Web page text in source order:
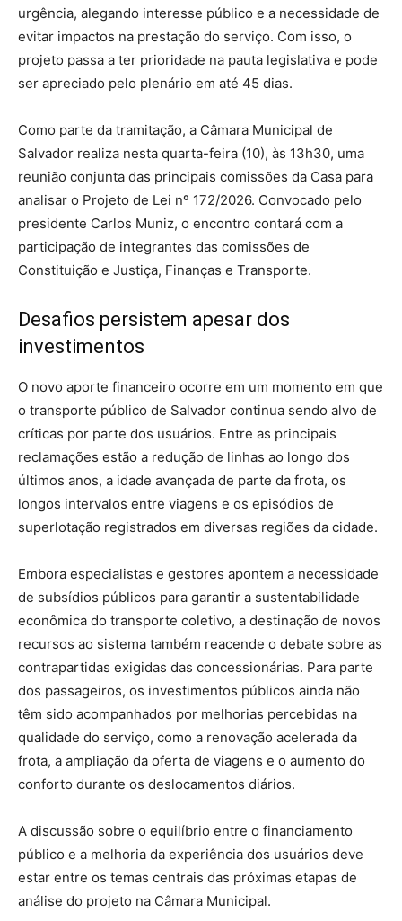
urgência, alegando interesse público e a necessidade de
evitar impactos na prestação do serviço. Com isso, o
projeto passa a ter prioridade na pauta legislativa e pode
ser apreciado pelo plenário em até 45 dias.
Como parte da tramitação, a Câmara Municipal de
Salvador realiza nesta quarta-feira (10), às 13h30, uma
reunião conjunta das principais comissões da Casa para
analisar o Projeto de Lei nº 172/2026. Convocado pelo
presidente Carlos Muniz, o encontro contará com a
participação de integrantes das comissões de
Constituição e Justiça, Finanças e Transporte.
Desafios persistem apesar dos
investimentos
O novo aporte financeiro ocorre em um momento em que
o transporte público de Salvador continua sendo alvo de
críticas por parte dos usuários. Entre as principais
reclamações estão a redução de linhas ao longo dos
últimos anos, a idade avançada de parte da frota, os
longos intervalos entre viagens e os episódios de
superlotação registrados em diversas regiões da cidade.
Embora especialistas e gestores apontem a necessidade
de subsídios públicos para garantir a sustentabilidade
econômica do transporte coletivo, a destinação de novos
recursos ao sistema também reacende o debate sobre as
contrapartidas exigidas das concessionárias. Para parte
dos passageiros, os investimentos públicos ainda não
têm sido acompanhados por melhorias percebidas na
qualidade do serviço, como a renovação acelerada da
frota, a ampliação da oferta de viagens e o aumento do
conforto durante os deslocamentos diários.
A discussão sobre o equilíbrio entre o financiamento
público e a melhoria da experiência dos usuários deve
estar entre os temas centrais das próximas etapas de
análise do projeto na Câmara Municipal.